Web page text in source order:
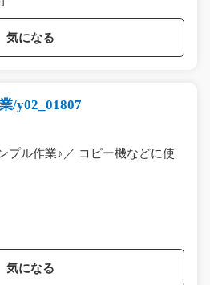
気になる
/y02_01807
プル作業♪／ コピー機などに使
気になる